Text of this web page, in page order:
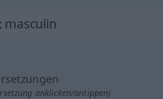
: masculin
anklicken/antippen)